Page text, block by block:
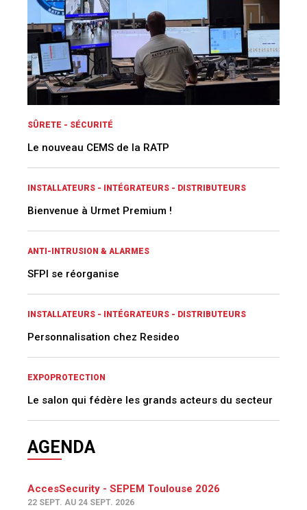
SÛRETE - SÉCURITÉ
Le nouveau CEMS de la RATP
INSTALLATEURS - INTÉGRATEURS - DISTRIBUTEURS
Bienvenue à Urmet Premium !
ANTI-INTRUSION & ALARMES
SFPI se réorganise
INSTALLATEURS - INTÉGRATEURS - DISTRIBUTEURS
Personnalisation chez Resideo
EXPOPROTECTION
Le salon qui fédère les grands acteurs du secteur
AGENDA
AccesSecurity - SEPEM Toulouse 2026
22 SEPT. AU 24 SEPT. 2026